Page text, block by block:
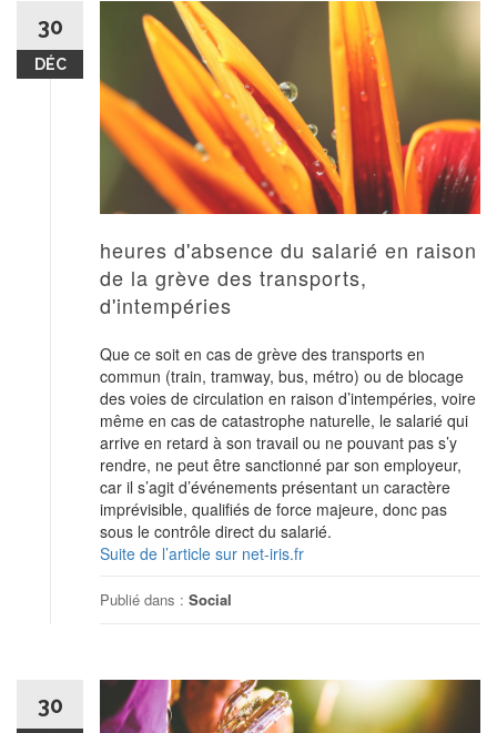
30
DÉC
heures d'absence du salarié en raison
de la grève des transports,
d'intempéries
Que ce soit en cas de grève des transports en
commun (train, tramway, bus, métro) ou de blocage
des voies de circulation en raison d’intempéries, voire
même en cas de catastrophe naturelle, le salarié qui
arrive en retard à son travail ou ne pouvant pas s’y
rendre, ne peut être sanctionné par son employeur,
car il s’agit d’événements présentant un caractère
imprévisible, qualifiés de force majeure, donc pas
sous le contrôle direct du salarié.
Suite de l’article sur net-iris.fr
Publié dans : Social
30